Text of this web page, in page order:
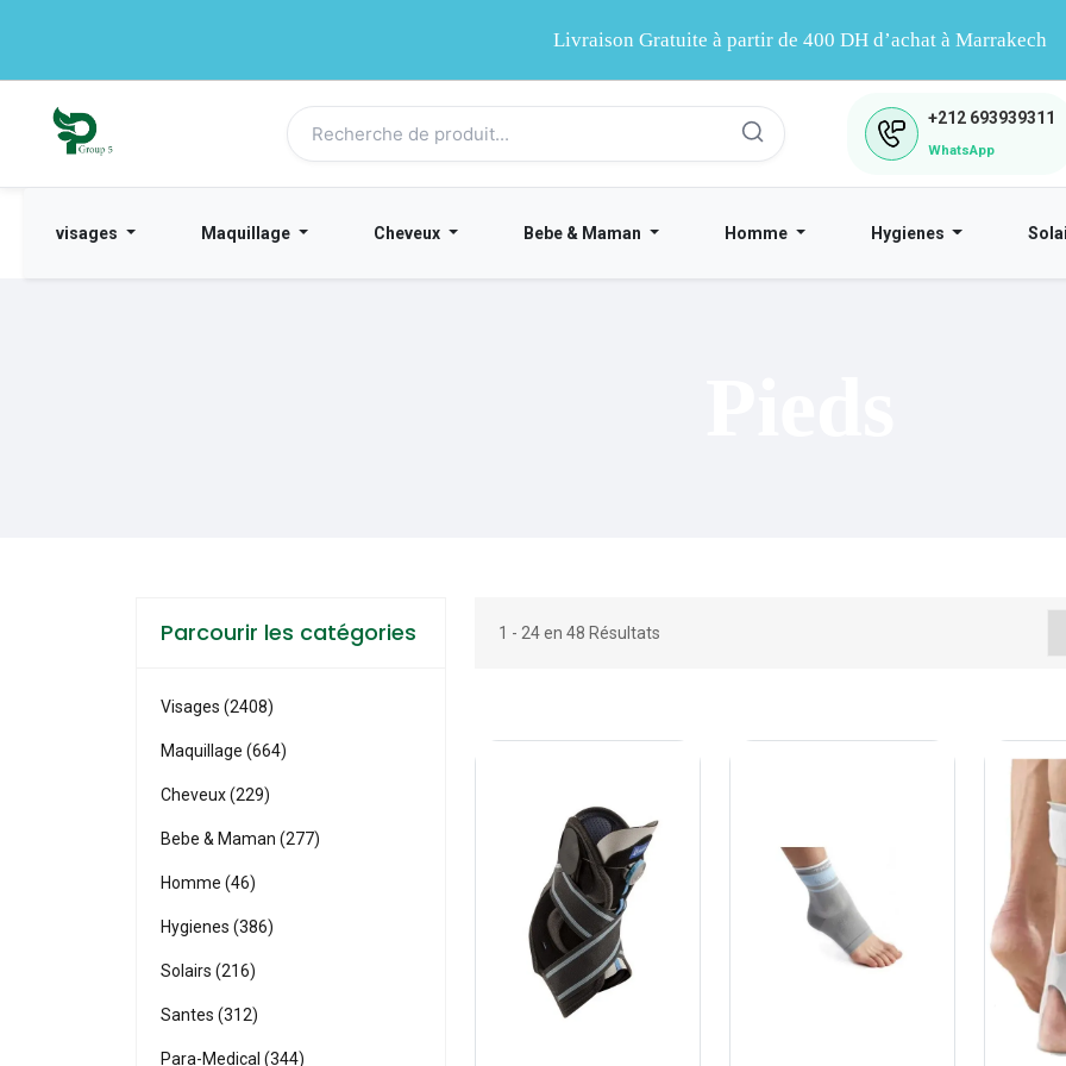
Livraison Gratuite à partir de 400 DH d’achat à Marrakech
+212 693939311
WhatsApp
visages Maquillage Cheveux Bebe & Maman Homme Hygienes
1 - 24 en 48 Résultats
Parcourir les catégories
Visages (2408)
Maquillage (664)
Cheveux (229)
Bebe & Maman (277)
Homme (46)
Hygienes (386)
Solairs (216)
Santes (312)
Para-Medical (344)